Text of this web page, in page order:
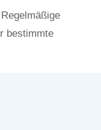
Regelmäßige
bestimmte